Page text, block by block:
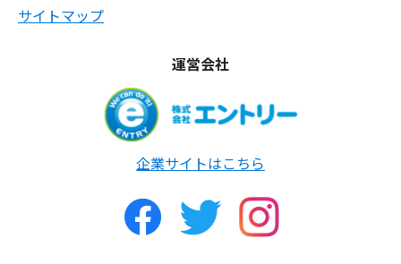
サイトマップ
運営会社
企業サイトはこちら